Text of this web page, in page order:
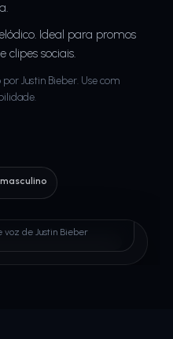
Ideal para promos
clipes sociais.
Justin Bieber. Use com
masculino
voz de Justin Bieber